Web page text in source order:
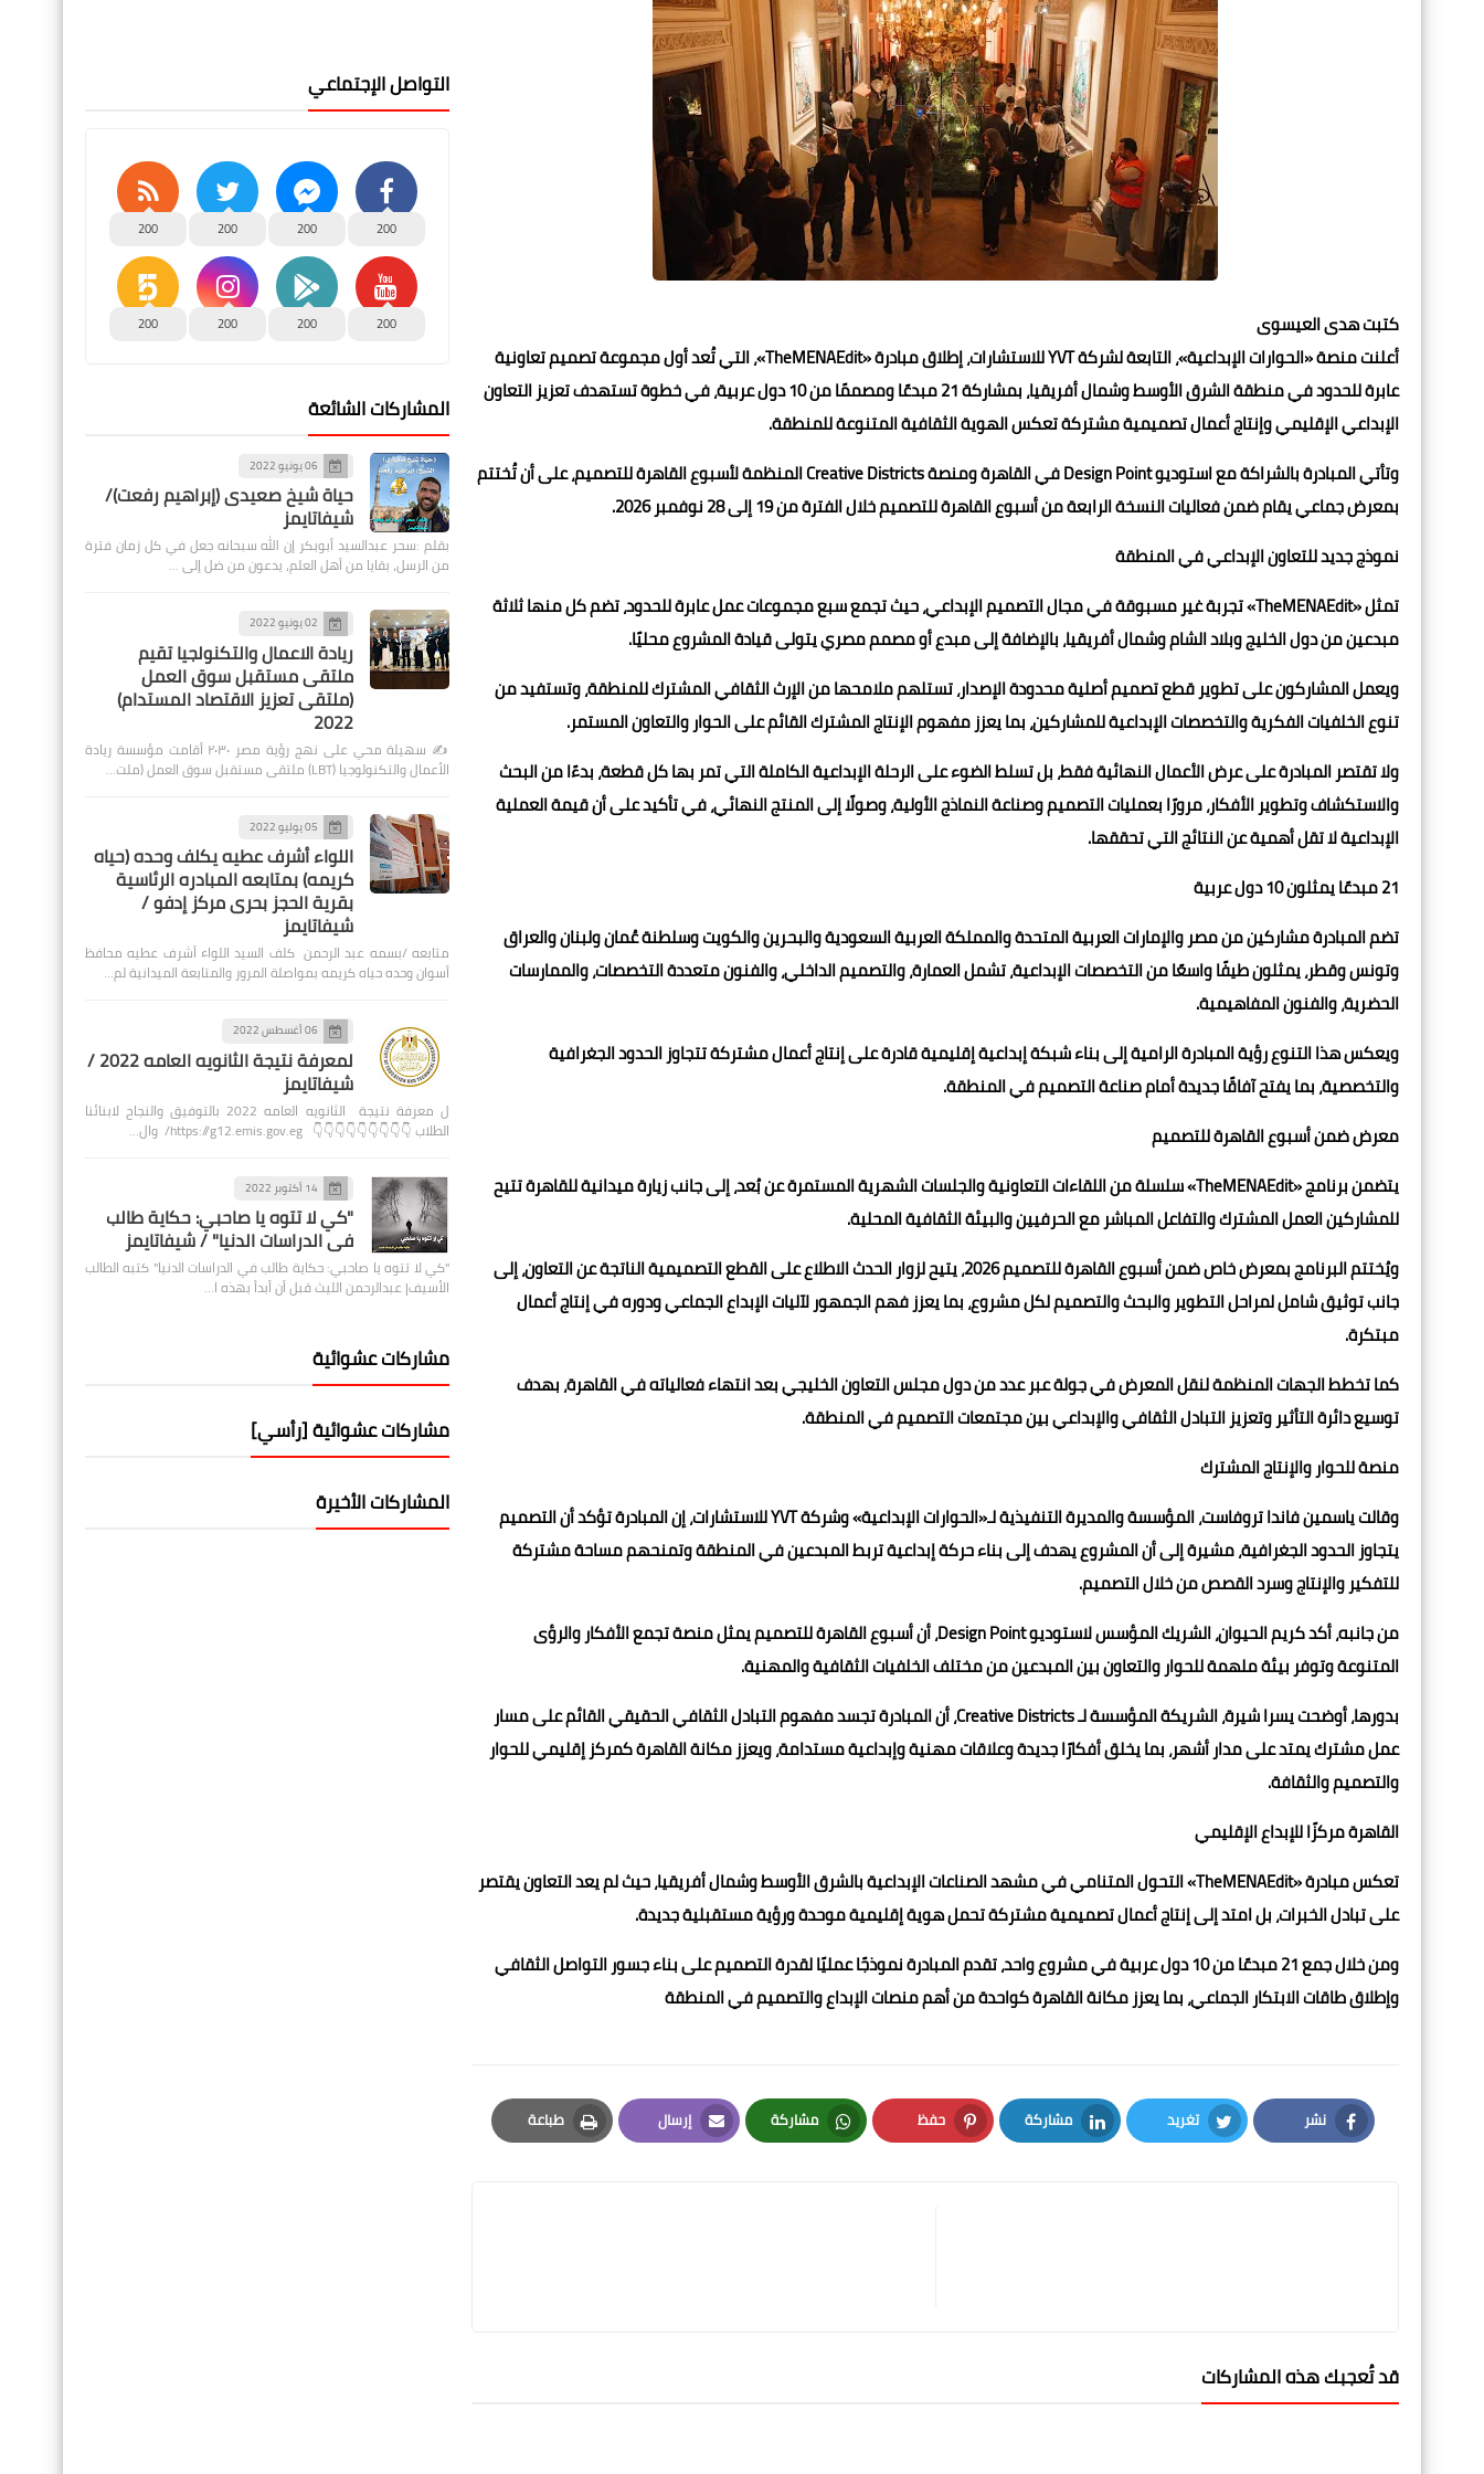
كتبت هدى العيسوى
أعلنت منصة «الحوارات الإبداعية»، التابعة لشركة YVT للاستشارات، إطلاق مبادرة «TheMENAEdit»، التي تُعد أول مجموعة تصميم تعاونية
عابرة للحدود في منطقة الشرق الأوسط وشمال أفريقيا، بمشاركة 21 مبدعًا ومصممًا من 10 دول عربية، في خطوة تستهدف تعزيز التعاون
الإبداعي الإقليمي وإنتاج أعمال تصميمية مشتركة تعكس الهوية الثقافية المتنوعة للمنطقة.
وتأتي المبادرة بالشراكة مع استوديو Design Point في القاهرة ومنصة Creative Districts المنظمة لأسبوع القاهرة للتصميم، على أن تُختتم
بمعرض جماعي يقام ضمن فعاليات النسخة الرابعة من أسبوع القاهرة للتصميم خلال الفترة من 19 إلى 28 نوفمبر 2026.
نموذج جديد للتعاون الإبداعي في المنطقة
تمثل «TheMENAEdit» تجربة غير مسبوقة في مجال التصميم الإبداعي، حيث تجمع سبع مجموعات عمل عابرة للحدود، تضم كل منها ثلاثة
مبدعين من دول الخليج وبلاد الشام وشمال أفريقيا، بالإضافة إلى مبدع أو مصمم مصري يتولى قيادة المشروع محليًا.
ويعمل المشاركون على تطوير قطع تصميم أصلية محدودة الإصدار، تستلهم ملامحها من الإرث الثقافي المشترك للمنطقة، وتستفيد من
تنوع الخلفيات الفكرية والتخصصات الإبداعية للمشاركين، بما يعزز مفهوم الإنتاج المشترك القائم على الحوار والتعاون المستمر.
ولا تقتصر المبادرة على عرض الأعمال النهائية فقط، بل تسلط الضوء على الرحلة الإبداعية الكاملة التي تمر بها كل قطعة، بدءًا من البحث
والاستكشاف وتطوير الأفكار، مرورًا بعمليات التصميم وصناعة النماذج الأولية، وصولًا إلى المنتج النهائي، في تأكيد على أن قيمة العملية
الإبداعية لا تقل أهمية عن النتائج التي تحققها.
21 مبدعًا يمثلون 10 دول عربية
تضم المبادرة مشاركين من مصر والإمارات العربية المتحدة والمملكة العربية السعودية والبحرين والكويت وسلطنة عُمان ولبنان والعراق
وتونس وقطر، يمثلون طيفًا واسعًا من التخصصات الإبداعية، تشمل العمارة، والتصميم الداخلي، والفنون متعددة التخصصات، والممارسات
الحضرية، والفنون المفاهيمية.
ويعكس هذا التنوع رؤية المبادرة الرامية إلى بناء شبكة إبداعية إقليمية قادرة على إنتاج أعمال مشتركة تتجاوز الحدود الجغرافية
والتخصصية، بما يفتح آفاقًا جديدة أمام صناعة التصميم في المنطقة.
معرض ضمن أسبوع القاهرة للتصميم
يتضمن برنامج «TheMENAEdit» سلسلة من اللقاءات التعاونية والجلسات الشهرية المستمرة عن بُعد، إلى جانب زيارة ميدانية للقاهرة تتيح
للمشاركين العمل المشترك والتفاعل المباشر مع الحرفيين والبيئة الثقافية المحلية.
ويُختتم البرنامج بمعرض خاص ضمن أسبوع القاهرة للتصميم 2026، يتيح لزوار الحدث الاطلاع على القطع التصميمية الناتجة عن التعاون، إلى
جانب توثيق شامل لمراحل التطوير والبحث والتصميم لكل مشروع، بما يعزز فهم الجمهور لآليات الإبداع الجماعي ودوره في إنتاج أعمال
مبتكرة.
كما تخطط الجهات المنظمة لنقل المعرض في جولة عبر عدد من دول مجلس التعاون الخليجي بعد انتهاء فعالياته في القاهرة، بهدف
توسيع دائرة التأثير وتعزيز التبادل الثقافي والإبداعي بين مجتمعات التصميم في المنطقة.
منصة للحوار والإنتاج المشترك
وقالت ياسمين فاندا تروفاست، المؤسسة والمديرة التنفيذية لـ«الحوارات الإبداعية» وشركة YVT للاستشارات، إن المبادرة تؤكد أن التصميم
يتجاوز الحدود الجغرافية، مشيرة إلى أن المشروع يهدف إلى بناء حركة إبداعية تربط المبدعين في المنطقة وتمنحهم مساحة مشتركة
للتفكير والإنتاج وسرد القصص من خلال التصميم.
من جانبه، أكد كريم الحيوان، الشريك المؤسس لاستوديو Design Point، أن أسبوع القاهرة للتصميم يمثل منصة تجمع الأفكار والرؤى
المتنوعة وتوفر بيئة ملهمة للحوار والتعاون بين المبدعين من مختلف الخلفيات الثقافية والمهنية.
بدورها، أوضحت يسرا شيرة، الشريكة المؤسسة لـ Creative Districts، أن المبادرة تجسد مفهوم التبادل الثقافي الحقيقي القائم على مسار
عمل مشترك يمتد على مدار أشهر، بما يخلق أفكارًا جديدة وعلاقات مهنية وإبداعية مستدامة، ويعزز مكانة القاهرة كمركز إقليمي للحوار
والتصميم والثقافة.
القاهرة مركزًا للإبداع الإقليمي
تعكس مبادرة «TheMENAEdit» التحول المتنامي في مشهد الصناعات الإبداعية بالشرق الأوسط وشمال أفريقيا، حيث لم يعد التعاون يقتصر
على تبادل الخبرات، بل امتد إلى إنتاج أعمال تصميمية مشتركة تحمل هوية إقليمية موحدة ورؤية مستقبلية جديدة.
ومن خلال جمع 21 مبدعًا من 10 دول عربية في مشروع واحد، تقدم المبادرة نموذجًا عمليًا لقدرة التصميم على بناء جسور التواصل الثقافي
وإطلاق طاقات الابتكار الجماعي، بما يعزز مكانة القاهرة كواحدة من أهم منصات الإبداع والتصميم في المنطقة
نشر
Facebook
تغريد
Twitter
مشاركة
LinkedIn
حفظ
Pinterest
مشاركة
Whatsapp
إرسال
Email
طباعة
Print
قد تُعجبك هذه المشاركات
التواصل الإجتماعي
200
200
200
200
200
200
200
200
المشاركات الشائعة
06 يونيو 2022
حياة شيخ صعيدى (إبراهيم رفعت)/
شيفاتايمز
بقلم :سحر عبدالسيد أبوبكر إن الله سبحانه جعل في كل زمان فترة
من الرسل، بقايا من أهل العلم، يدعون من ضل إلى …
02 يونيو 2022
ريادة الاعمال والتكنولجيا تقيم
ملتقى مستقبل سوق العمل
(ملتقى تعزيز الاقتصاد المستدام)
2022
✍️ سهيلة محي على نهج رؤية مصر ٢٠٣٠ أقامت مؤسسة ريادة
الأعمال والتكنولوجيا (LBT) ملتقى مستقبل سوق العمل (ملت…
05 يوليو 2022
اللواء أشرف عطيه يكلف وحده (حياه
كريمه) بمتابعه المبادره الرئاسية
بقرية الحجز بحرى مركز إدفو /
شيفاتايمز
متابعه /بسمه عبد الرحمن كلف السيد اللواء أشرف عطيه محافظ
أسوان وحده حياه كريمه بمواصلة المرور والمتابعة الميدانية لم…
06 أغسطس 2022
لمعرفة نتيجة الثانويه العامه 2022 /
شيفاتايمز
ل معرفة نتيجة الثانويه العامه 2022 بالتوفيق والنجاح لابنائنا
الطلاب 👇👇👇👇👇👇👇👇👇 https://g12.emis.gov.eg/ وال…
14 أكتوبر 2022
"كي لا تتوه يا صاحبي: حكاية طالب
في الدراسات الدنيا" / شيفاتايمز
"كي لا تتوه يا صاحبي: حكاية طالب في الدراسات الدنيا" كتبه الطالب
الأسيف| عبدالرحمن الليث قبل أن أبدأ بهذه ا…
مشاركات عشوائية
مشاركات عشوائية [رأسي]
المشاركات الأخيرة